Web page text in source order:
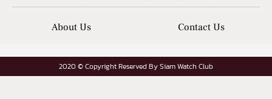
About Us Contact Us
2020 © Copyright Reserved By Siam Watch Club